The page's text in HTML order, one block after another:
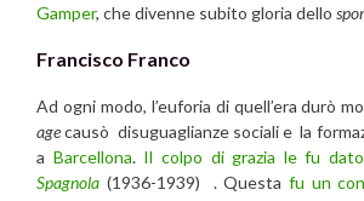
Gamper, che divenne subito gloria dello
Francisco Franco
Ad ogni modo, l’euforia di quell’era durò
agecausò disuguaglianze sociali e la
a Barcellona. Il colpo di grazia le fu
Spagnola (1936-1939) . Questa fu un